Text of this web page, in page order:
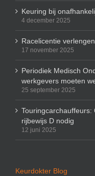
Keuring bij
4 december 2025
Racelicentie
17 november 2025
Periodiek Medisch
werkgevers moeten
25 september 2025
Touringcarchauffeurs:
rijbewijs D nodig
12 juni 2025
Keurdokter Blog